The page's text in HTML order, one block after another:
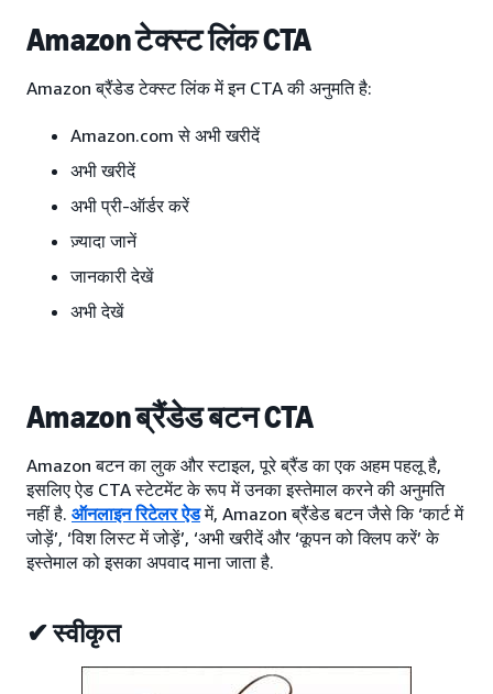
Amazon टेक्स्ट लिंक CTA
Amazon ब्रैंडेड टेक्स्ट लिंक में इन CTA की अनुमति है:
Amazon.com से अभी खरीदें
अभी खरीदें
अभी प्री-ऑर्डर करें
ज़्यादा जानें
जानकारी देखें
अभी देखें
Amazon ब्रैंडेड बटन CTA
Amazon बटन का लुक और स्टाइल, पूरे ब्रैंड का एक अहम पहलू है,
इसलिए ऐड CTA स्टेटमेंट के रूप में उनका इस्तेमाल करने की अनुमति
नहीं है. ऑनलाइन रिटेलर ऐडमें, Amazon ब्रैंडेड बटन जैसे कि ‘कार्ट में
जोड़ें’, ‘विश लिस्ट में जोड़ें’, ‘अभी खरीदें और ‘कूपन को क्लिप करें’ के
इस्तेमाल को इसका अपवाद माना जाता है.
✔ स्वीकृत